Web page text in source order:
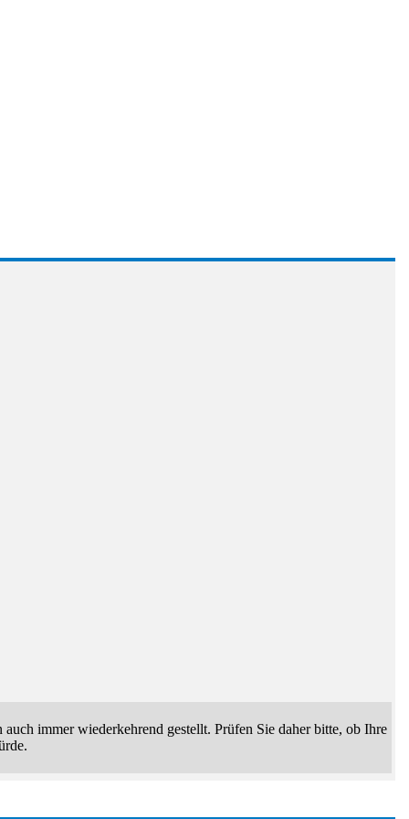
immer wiederkehrend gestellt. Prüfen Sie daher bitte, ob Ihre